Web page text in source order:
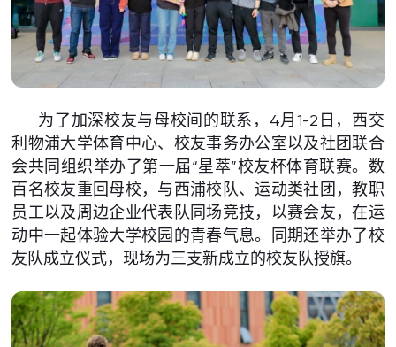
为了加深校友与母校间的联系，4月1-2日，西交
利物浦大学体育中心、校友事务办公室以及社团联合
会共同组织举办了第一届“星萃”校友杯体育联赛。数
百名校友重回母校，与西浦校队、运动类社团，教职
员工以及周边企业代表队同场竞技，以赛会友，在运
动中一起体验大学校园的青春气息。同期还举办了校
友队成立仪式，现场为三支新成立的校友队授旗。